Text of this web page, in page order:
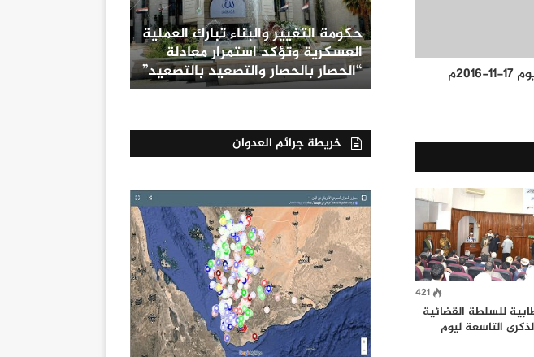
421
للسلطة القضائية
التاسعة ليوم
حكومة التغيير والبناء تبارك العملية
العسكرية وتؤكد استمرار معادلة
“الحصار بالحصار والتصعيد بالتصعيد”
خريطة جرائم العدوان